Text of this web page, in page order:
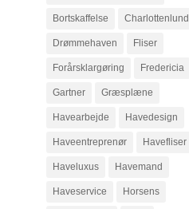
Bortskaffelse Charlottenlund
Drømmehaven Fliser
Forårsklargøring Fredericia
Gartner Græsplæne
Havearbejde Havedesign
Haveentreprenør Havefliser
Haveluxus Havemand
Haveservice Horsens